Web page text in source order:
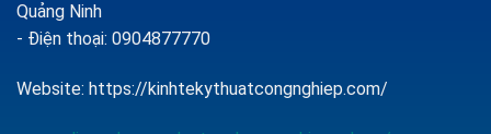
Quảng Ninh
- Điện thoại: 0904877770
Website: https://kinhtekythuatcongnghiep.com/